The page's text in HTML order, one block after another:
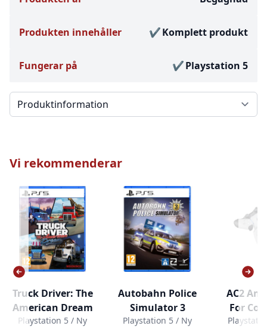
Produkten innehåller Komplett produkt
Fungerar på Playstation 5
Välj en flik
Vi rekommenderar
Truck Driver: The
American Dream
Playstation 5 / Ny
Autobahn Police
Simulator 3
Playstation 5 / Ny
AC2
For